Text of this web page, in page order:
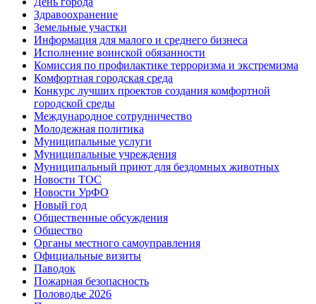
Здравоохранение
Земельные участки
Информация для малого и среднего бизнеса
Исполнение воинской обязанности
Комиссия по профилактике терроризма и экстремизма
Комфортная городская среда
Конкурс лучших проектов создания комфортной
городской среды
Международное сотрудничество
Молодежная политика
Муниципальные услуги
Муниципальные учреждения
Муниципальный приют для бездомных животных
Новости ТОС
Новости УрФО
Новый год
Общественные обсуждения
Общество
Органы местного самоуправления
Официальные визиты
Паводок
Пожарная безопасность
Половодье 2026